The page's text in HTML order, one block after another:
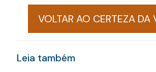
VOLTAR AO CERTEZA DA
Leia também